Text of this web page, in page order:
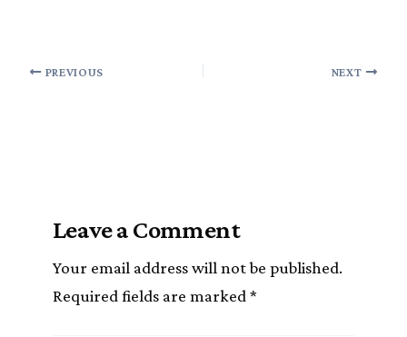
PREVIOUS NEXT
Leave a Comment
Your email address will not be published.
Required fields are marked *